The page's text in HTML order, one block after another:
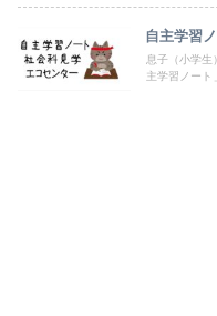
自主学習
息子（小学生
主学習ノート